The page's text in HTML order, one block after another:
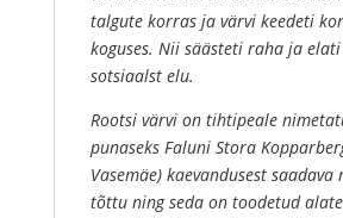
talgute korras ja värvi keedeti
koguses. Nii säästeti raha ja
sotsiaalst elu.
Rootsi värvi on tihtipeale
punaseks Faluni Stora
Vasemäe) kaevandusest
tõttu ning seda on toodetud